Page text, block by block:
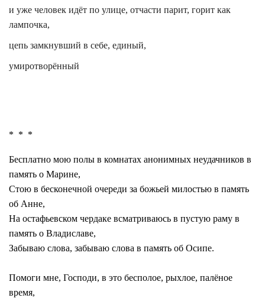
и уже человек идёт по улице, отчасти парит, горит как
лампочка,
цепь замкнувший в себе, единый,
умиротворённый
* * *
Бесплатно мою полы в комнатах анонимных неудачников в
память о Марине,
Стою в бесконечной очереди за божьей милостью в память
об Анне,
На остафьевском чердаке всматриваюсь в пустую раму в
память о Владиславе,
Забываю слова, забываю слова в память об Осипе.
Помоги мне, Господи, в это бесполое, рыхлое, палёное
время,